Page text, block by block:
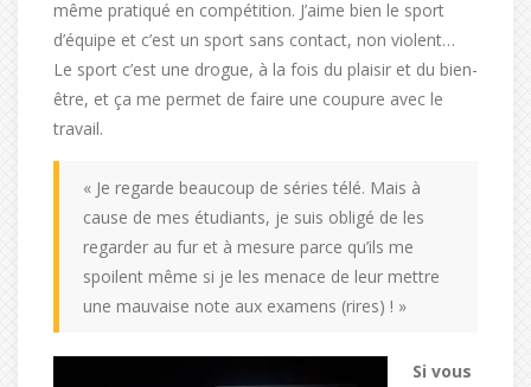
même pratiqué en compétition. J’aime bien le sport
d’équipe et c’est un sport sans contact, non violent…
Le sport c’est une drogue, à la fois du plaisir et du bien-
être, et ça me permet de faire une coupure avec le
travail.
« Je regarde beaucoup de séries télé. Mais à
cause de mes étudiants, je suis obligé de les
regarder au fur et à mesure parce qu’ils me
spoilent même si je les menace de leur mettre
une mauvaise note aux examens (rires) ! »
Si vous